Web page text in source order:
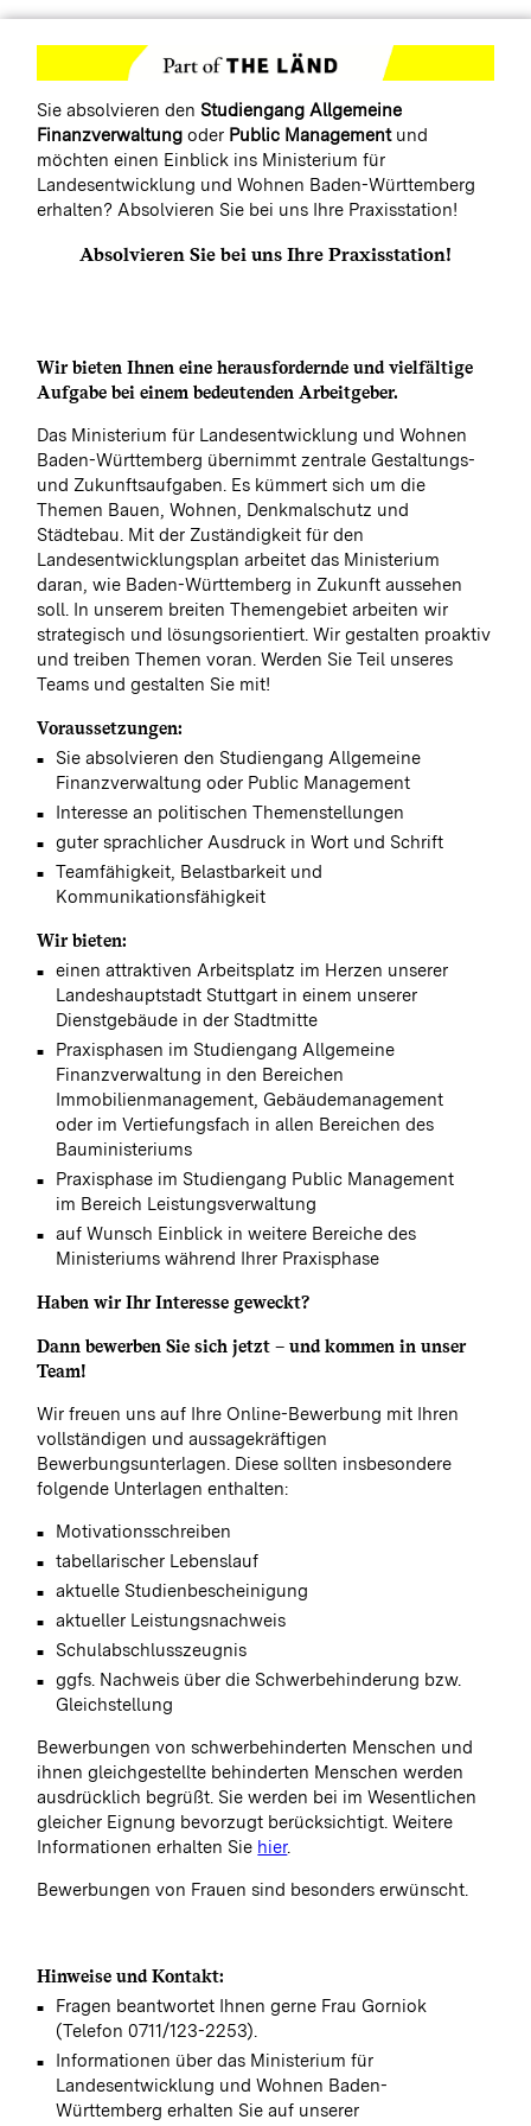
Sie absolvieren den Studiengang Allgemeine
Finanzverwaltung oder Public Managementund
möchten einen Einblick ins Ministerium für
Landesentwicklung und Wohnen Baden-Württemberg
erhalten? Absolvieren Sie bei uns Ihre Praxisstation!
Absolvieren Sie bei uns Ihre Praxisstation!
Wir bieten Ihnen eine herausfordernde und vielfältige
Aufgabe bei einem bedeutenden Arbeitgeber.
Das Ministerium für Landesentwicklung und Wohnen
Baden-Württemberg übernimmt zentrale Gestaltungs-
und Zukunftsaufgaben. Es kümmert sich um die
Themen Bauen, Wohnen, Denkmalschutz und
Städtebau. Mit der Zuständigkeit für den
Landesentwicklungsplan arbeitet das Ministerium
daran, wie Baden-Württemberg in Zukunft aussehen
soll. In unserem breiten Themengebiet arbeiten wir
strategisch und lösungsorientiert. Wir gestalten proaktiv
und treiben Themen voran. Werden Sie Teil unseres
Teams und gestalten Sie mit!
Voraussetzungen:
Sie absolvieren den Studiengang Allgemeine
Finanzverwaltung oder Public Management
Interesse an politischen Themenstellungen
guter sprachlicher Ausdruck in Wort und Schrift
Teamfähigkeit, Belastbarkeit und
Kommunikationsfähigkeit
Wir bieten:
einen attraktiven Arbeitsplatz im Herzen unserer
Landeshauptstadt Stuttgart in einem unserer
Dienstgebäude in der Stadtmitte
Praxisphasen im Studiengang Allgemeine
Finanzverwaltung in den Bereichen
Immobilienmanagement, Gebäudemanagement
oder im Vertiefungsfach in allen Bereichen des
Bauministeriums
Praxisphase im Studiengang Public Management
im Bereich Leistungsverwaltung
auf Wunsch Einblick in weitere Bereiche des
Ministeriums während Ihrer Praxisphase
Haben wir Ihr Interesse geweckt?
Dann bewerben Sie sich jetzt – und kommen in unser
Team!
Wir freuen uns auf Ihre Online-Bewerbung mit Ihren
vollständigen und aussagekräftigen
Bewerbungsunterlagen. Diese sollten insbesondere
folgende Unterlagen enthalten:
Motivationsschreiben
tabellarischer Lebenslauf
aktuelle Studienbescheinigung
aktueller Leistungsnachweis
Schulabschlusszeugnis
ggfs. Nachweis über die Schwerbehinderung bzw.
Gleichstellung
Bewerbungen von schwerbehinderten Menschen und
ihnen gleichgestellte behinderten Menschen werden
ausdrücklich begrüßt. Sie werden bei im Wesentlichen
gleicher Eignung bevorzugt berücksichtigt. Weitere
Informationen erhalten Sie hier.
Bewerbungen von Frauen sind besonders erwünscht.
Hinweise und Kontakt:
Fragen beantwortet Ihnen gerne Frau Gorniok
(Telefon 0711/123-2253).
Informationen über das Ministerium für
Landesentwicklung und Wohnen Baden-
Württemberg erhalten Sie auf unserer